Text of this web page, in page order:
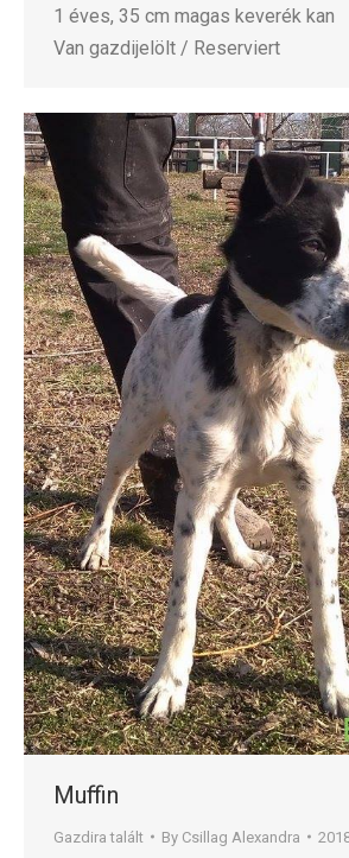
1 éves, 35 cm magas keverék kan
Van gazdijelölt / Reserviert
Muffin
Gazdira talált By Csillag Alexandra